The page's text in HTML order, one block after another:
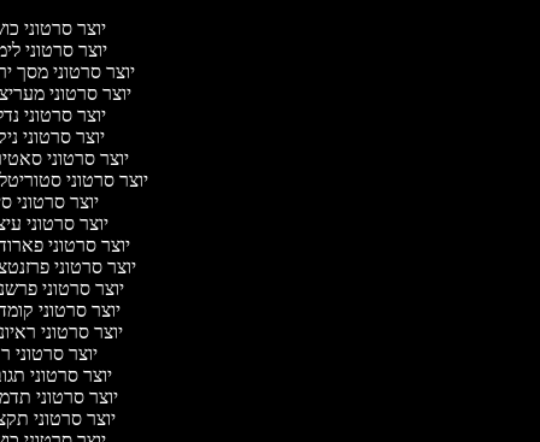
יוצר סרטוני
יוצר סרטוני
יוצר סרטוני מסך
יוצר סרטוני
יוצר סרטוני
יוצר סרטוני
יוצר סרטוני
יוצר סרטוני
יוצר סרטוני
יוצר סרטוני
יוצר סרטוני
יוצר סרטוני
יוצר סרטוני
יוצר סרטוני
יוצר סרטוני
יוצר סרטוני
יוצר סרטוני
יוצר סרטוני
יוצר סרטוני